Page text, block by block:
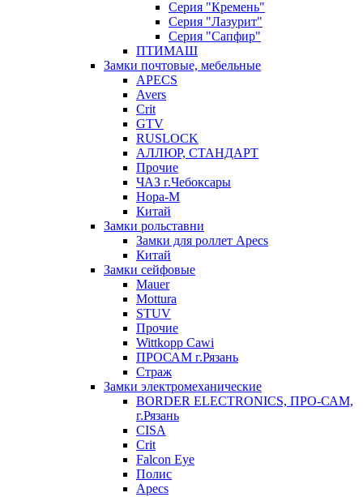
Серия "Кремень"
Серия "Лазурит"
Серия "Сапфир"
ПТИМАШ
Замки почтовые, мебельные
APECS
Avers
Crit
GTV
RUSLOCK
АЛЛЮР, СТАНДАРТ
Прочие
ЧАЗ г.Чебоксары
Нора-М
Китай
Замки рольставни
Замки для роллет Apecs
Китай
Замки сейфовые
Mauer
Mottura
STUV
Прочие
Wittkopp Cawi
ПРОСАМ г.Рязань
Страж
Замки электромеханические
BORDER ELECTRONICS, ПРО-САМ,
г.Рязань
CISA
Crit
Falcon Eye
Полис
Apecs